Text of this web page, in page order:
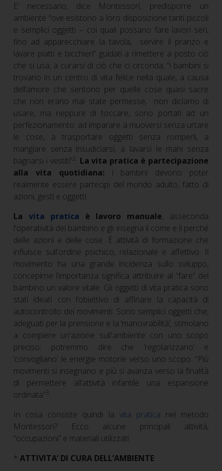
E’ necessario, dice Montessori, predisporre un
ambiente “ove esistono a loro disposizione tanti piccoli
e semplici oggetti – coi quali possano fare lavori seri,
fino ad apparecchiare la tavola, servire il pranzo e
lavare piatti e bicchieri” guidati a rimettere a posto ciò
che si usa, a curarsi di ciò che ci circonda, “i bambini si
trovano in un centro di vita felice nella quale, a causa
dell’amore che sentono per quelle cose quasi sacre
che non erano mai state permesse, non diciamo di
usare, ma neppure di toccare, sono portati ad un
perfezionamento: ad imparare a muoversi senza urtare
le cose, a trasportare oggetti senza romperli, a
mangiare senza insudiciarsi, a lavarsi le mani senza
bagnarsi i vestiti”2. La vita pratica è partecipazione
alla vita quotidiana: i bambini devono poter
realmente essere partecipi del mondo adulto, fatto di
azioni, gesti e oggetti.
La vita pratica è lavoro manuale, asseconda
l'operatività del bambino e gli insegna il come e il perché
delle azioni e delle cose. È attività di formazione che
influisce sull'ordine psichico, relazionale e affettivo. Il
movimento ha una grande incidenza sullo sviluppo,
concepirne l’importanza significa attribuire al “fare” del
bambino un valore vitale. Gli oggetti di vita pratica sono
stati ideati con l’obiettivo di affinare la capacità di
autocontrollo dei movimenti. Sono semplici oggetti che,
adeguati per la prensione e la ‘manovrabilità’, stimolano
a compiere un'azione sull'ambiente con uno scopo
preciso; potremmo dire che ’regolarizzano’ e
‘convogliano’ le energie motorie verso uno scopo. “Più
movimenti si insegnano e più si avanza verso la finalità
di permettere all’attività infantile una espansione
ordinata”3.
In cosa consiste quindi la vita pratica nel metodo
Montessori? Ecco alcune principali attività,
“occupazioni” e materiali utilizzati:
* ATTIVITA’ DI CURA DELL’AMBIENTE: